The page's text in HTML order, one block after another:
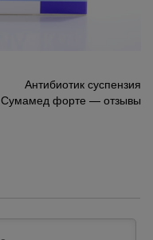
Антибиотик суспензия
Сумамед форте — отзывы